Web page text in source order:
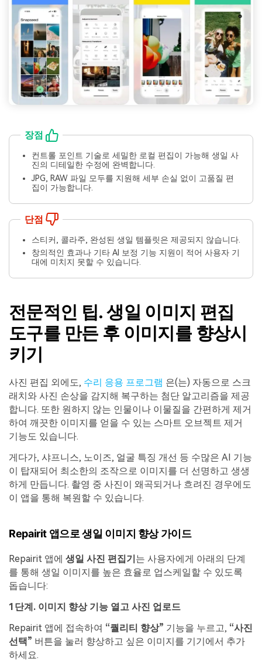
장점
컨트롤 포인트 기술로 세밀한 로컬 편집이 가능해 생일 사
진의 디테일한 수정에 완벽합니다.
JPG, RAW 파일 모두를 지원해 세부 손실 없이 고품질 편
집이 가능합니다.
단점
스티커, 콜라주, 완성된 생일 템플릿은 제공되지 않습니다.
창의적인 효과나 기타 AI 보정 기능 지원이 적어 사용자 기
대에 미치지 못할 수 있습니다.
전문적인 팁. 생일 이미지 편집
도구를 만든 후 이미지를 향상시
키기
사진 편집 외에도, 수리 응용 프로그램 은(는) 자동으로 스크
래치와 사진 손상을 감지해 복구하는 첨단 알고리즘을 제공
합니다. 또한 원하지 않는 인물이나 이물질을 간편하게 제거
하여 깨끗한 이미지를 얻을 수 있는 스마트 오브젝트 제거
기능도 있습니다.
게다가, 샤프니스, 노이즈, 얼굴 특징 개선 등 수많은 AI 기능
이 탑재되어 최소한의 조작으로 이미지를 더 선명하고 생생
하게 만듭니다. 촬영 중 사진이 왜곡되거나 흐려진 경우에도
이 앱을 통해 복원할 수 있습니다.
Repairit 앱으로 생일 이미지 향상 가이드
Repairit 앱에 생일 사진 편집기 는 사용자에게 아래의 단계
를 통해 생일 이미지를 높은 효율로 업스케일할 수 있도록
돕습니다:
1단계. 이미지 향상 기능 열고 사진 업로드
Repairit 앱에 접속하여 “퀄리티 향상” 기능을 누르고, “사진
선택” 버튼을 눌러 향상하고 싶은 이미지를 기기에서 추가
하세요.